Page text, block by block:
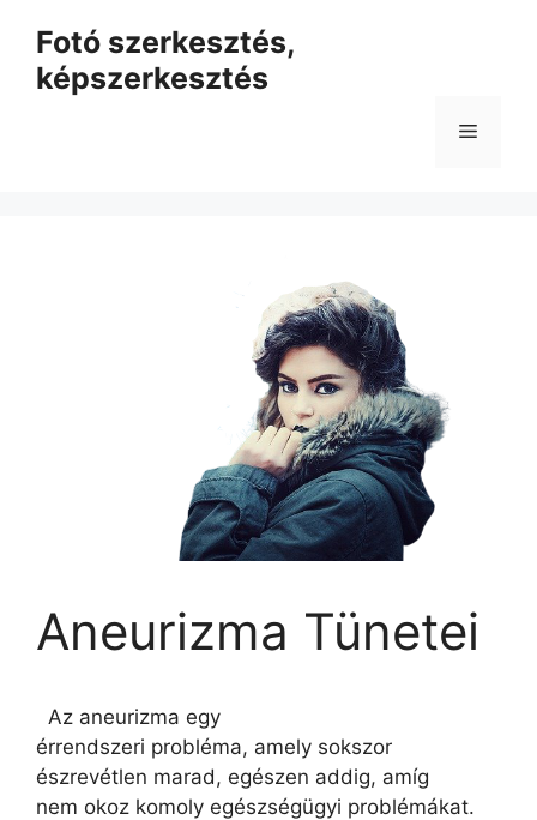
tartalomba
Fotó szerkesztés,
képszerkesztés
Menü
Aneurizma Tünetei
Az aneurizma egy
érrendszeri probléma, amely sokszor
észrevétlen marad, egészen addig, amíg
nem okoz komoly egészségügyi problémákat.